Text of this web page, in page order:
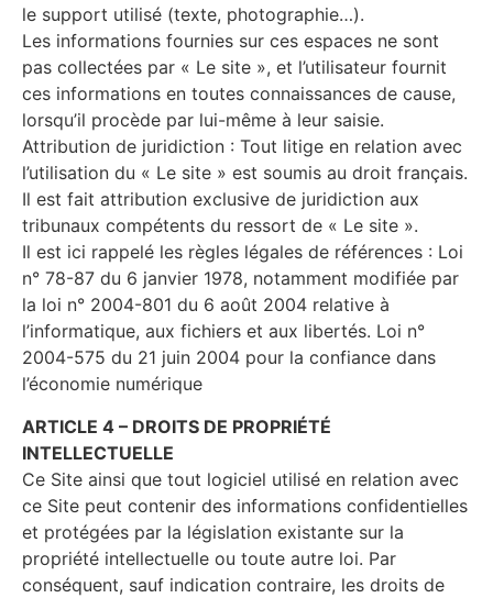
le support utilisé (texte, photographie…).
Les informations fournies sur ces espaces ne sont
pas collectées par « Le site », et l’utilisateur fournit
ces informations en toutes connaissances de cause,
lorsqu’il procède par lui-même à leur saisie.
Attribution de juridiction : Tout litige en relation avec
l’utilisation du « Le site » est soumis au droit français.
Il est fait attribution exclusive de juridiction aux
tribunaux compétents du ressort de « Le site ».
Il est ici rappelé les règles légales de références : Loi
n° 78-87 du 6 janvier 1978, notamment modifiée par
la loi n° 2004-801 du 6 août 2004 relative à
l’informatique, aux fichiers et aux libertés. Loi n°
2004-575 du 21 juin 2004 pour la confiance dans
l’économie numérique
ARTICLE 4 – DROITS DE PROPRIÉTÉ
INTELLECTUELLE
Ce Site ainsi que tout logiciel utilisé en relation avec
ce Site peut contenir des informations confidentielles
et protégées par la législation existante sur la
propriété intellectuelle ou toute autre loi. Par
conséquent, sauf indication contraire, les droits de